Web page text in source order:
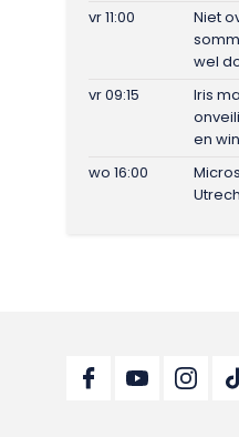
vr 11:00
Niet
wel
vr 09:15
Iris
en
wo 16:00